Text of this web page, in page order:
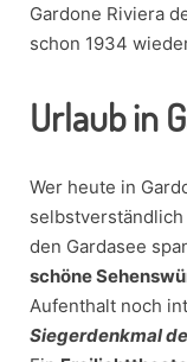
Gardone Riviera
schon 1934
Urlaub in
Wer heute in
den Gardasee
schöne
Aufenthalt noch
Siegerdenkmal